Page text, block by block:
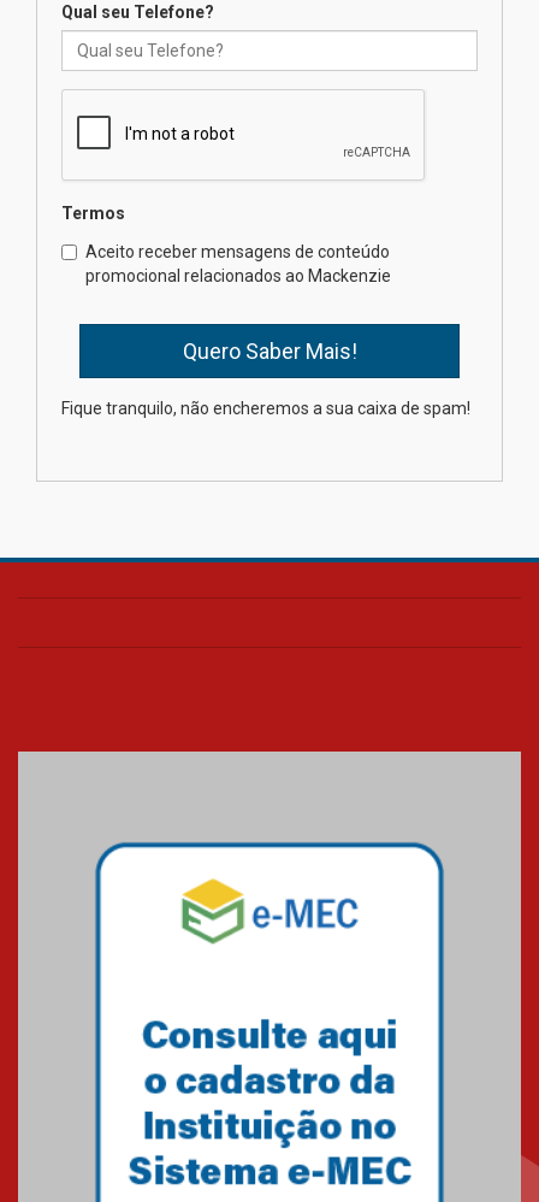
Brasília prepara seus
mesmo do Ensino Médio
Como os pais podem investir
na educação dos filhos além da
escola
Transformadora reúne
Qual seu Telefone?
Termos
Aceito receber mensagens de conteúdo
promocional relacionados ao Mackenzie
Fique tranquilo, não encheremos a sua caixa de spam!